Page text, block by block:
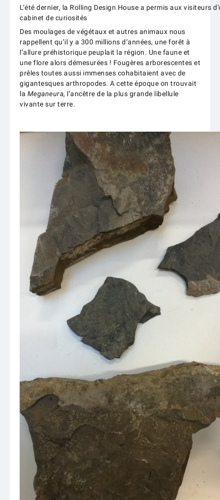
L’été dernier, la Rolling Design House a permis aux visiteurs
cabinet de curiosités
Des moulages de végétaux et autres animaux nous
rappellent qu’il y a 300 millions d’années, une forêt à
l’allure préhistorique peuplait la région. Une faune et
une flore alors démesurées ! Fougères arborescentes et
prêles toutes aussi immenses cohabitaient avec de
gigantesques arthropodes. A cette époque on trouvait
la Meganeura, l’ancêtre de la plus grande libellule
vivante sur terre.